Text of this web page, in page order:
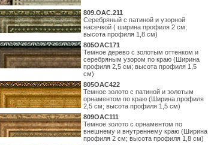
809.ОАС.211
Серебряный с патиной и узорной
насечкой ( ширина профиля 2 см;
высота профиля 1,8 см)
805OAC171
Темное дерево с золотым оттенком и
серебряным узором по краю (Ширина
профиля 2,5 см; высота профиля 1,5
см)
805OAC422
Темное золото с патиной и золотым
орнаментом по краю (Ширина профиля
2,5 см; высота профиля 1,5 см)
809OAC111
Темное золото с орнаментом по
внешнему и внутреннему краю (Ширина
профиля 2 см; высота профиля 1,8 см)